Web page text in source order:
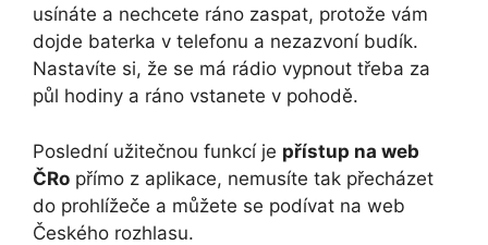
usínáte a nechcete ráno zaspat, protože vám
dojde baterka v telefonu a nezazvoní budík.
Nastavíte si, že se má rádio vypnout třeba za
půl hodiny a ráno vstanete v pohodě.
Poslední užitečnou funkcí je přístup na web
ČRo přímo z aplikace, nemusíte tak přecházet
do prohlížeče a můžete se podívat na web
Českého rozhlasu.